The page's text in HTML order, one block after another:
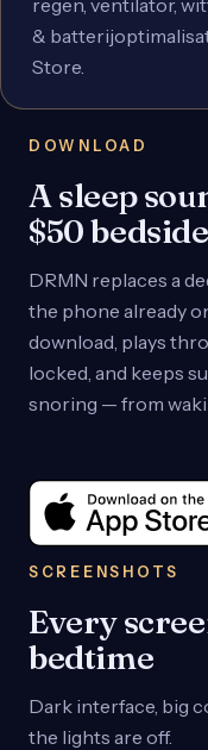
&
Store.
DOWNLOAD
A sleep
$50
DRMN replaces a
the phone already
download, plays
locked, and keeps
snoring — from
SCREENSHOTS
Every
bedtime
Dark interface, big
the lights are off.